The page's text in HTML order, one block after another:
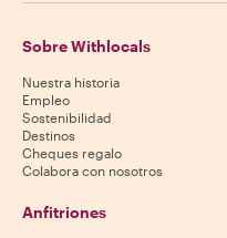
Sobre Withlocals
Nuestra historia
Empleo
Sostenibilidad
Destinos
Cheques regalo
Colabora con nosotros
Anfitriones